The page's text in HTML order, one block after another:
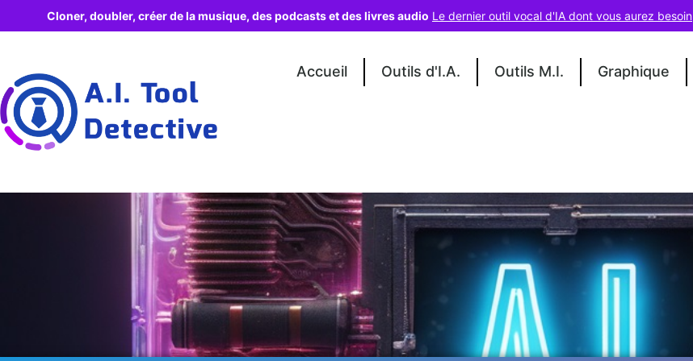
Accueil Outils d'I.A. Outils M.I. Graphique
Cloner, doubler, créer de la musique, des podcasts et des livres audio Le dernier outil vocal d'IA dont vous aurez besoin